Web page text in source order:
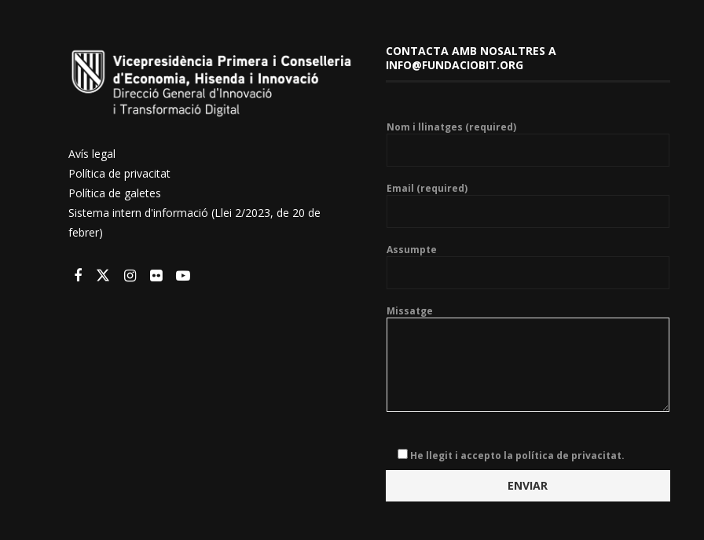
Avís legal
Política de privacitat
Política de galetes
Sistema intern d'informació (Llei 2/2023, de 20 de
febrer)
CONTACTA AMB NOSALTRES A
INFO@FUNDACIOBIT.ORG
Nom i llinatges (required)
Email (required)
Assumpte
Missatge
He llegit i accepto la política de privacitat.